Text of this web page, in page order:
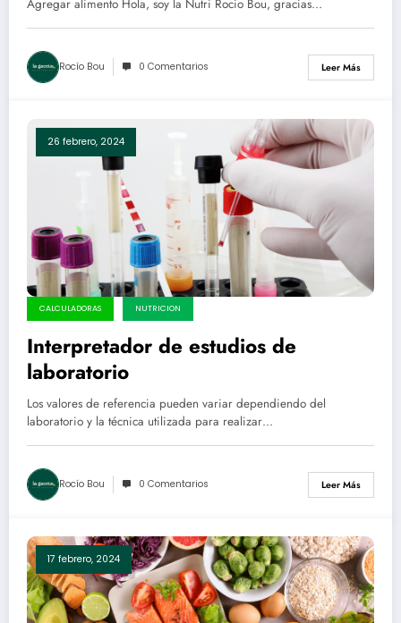
Agregar alimento Hola, soy la Nutri Rocio Bou, gracias…
Rocío Bou 0 Comentarios Leer Más
26 febrero, 2024
CALCULADORAS NUTRICION
Interpretador de estudios de
laboratorio
Los valores de referencia pueden variar dependiendo del
laboratorio y la técnica utilizada para realizar…
Rocío Bou 0 Comentarios Leer Más
17 febrero, 2024